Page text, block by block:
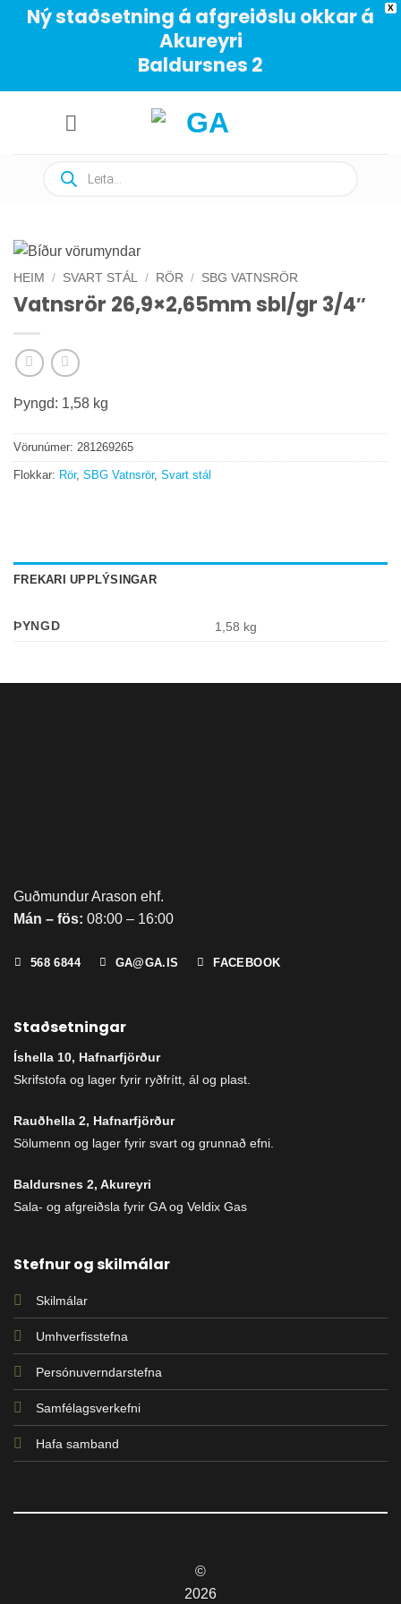
X
Ný staðsetning á afgreiðslu okkar á
Akureyri
Baldursnes 2
search
HEIM / SVART STÁL / RÖR / SBG VATNSRÖR
Vatnsrör 26,9×2,65mm sbl/gr 3/4″
Þyngd: 1,58 kg
Vörunúmer: 281269265
Flokkar: Rör, SBG Vatnsrör, Svart stál
FREKARI UPPLÝSINGAR
ÞYNGD 1,58 kg
Guðmundur Arason ehf.
Mán – fös: 08:00 – 16:00
568 6844 GA@GA.IS FACEBOOK
Staðsetningar
Íshella 10, Hafnarfjörður
Skrifstofa og lager fyrir ryðfrítt, ál og plast.
Rauðhella 2, Hafnarfjörður
Sölumenn og lager fyrir svart og grunnað efni.
Baldursnes 2, Akureyri
Sala- og afgreiðsla fyrir GA og Veldix Gas
Stefnur og skilmálar
Skilmálar
Umhverfisstefna
Persónuverndarstefna
Samfélagsverkefni
Hafa samband
©
2026